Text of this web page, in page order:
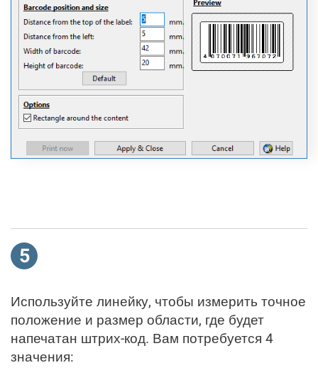
5
Используйте линейку, чтобы измерить точное
положение и размер области, где будет
напечатан штрих-код. Вам потребуется 4
значения: